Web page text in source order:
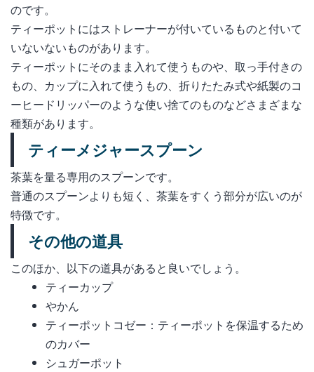
のです。
ティーポットにはストレーナーが付いているものと付いて
いないないものがあります。
ティーポットにそのまま入れて使うものや、取っ手付きの
もの、カップに入れて使うもの、折りたたみ式や紙製のコ
ーヒードリッパーのような使い捨てのものなどさまざまな
種類があります。
ティーメジャースプーン
茶葉を量る専用のスプーンです。
普通のスプーンよりも短く、茶葉をすくう部分が広いのが
特徴です。
その他の道具
このほか、以下の道具があると良いでしょう。
ティーカップ
やかん
ティーポットコゼー：ティーポットを保温するため
のカバー
シュガーポット